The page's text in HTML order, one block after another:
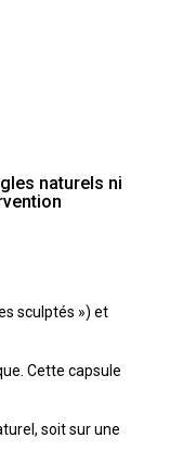
naturels ni
sculptés ») et
Cette capsule
soit sur une